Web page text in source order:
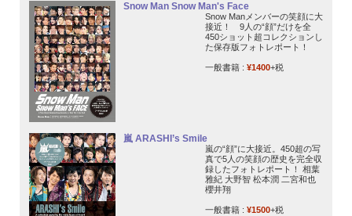
Snow Man Snow Man's Face
Snow Manメンバーの笑顔に大
接近！ 9人の“顔”だけを全
450ショット超コレクションし
た保存版フォトレポート！
一般書籍 : ¥1400+税
嵐 ARASHI’s Smile
嵐の“顔”に大接近。450超の写
真で5人の笑顔の歴史を完全収
録したフォトレポート！ 相葉
雅紀 大野智 松本潤 二宮和也
櫻井翔
一般書籍 : ¥1500+税